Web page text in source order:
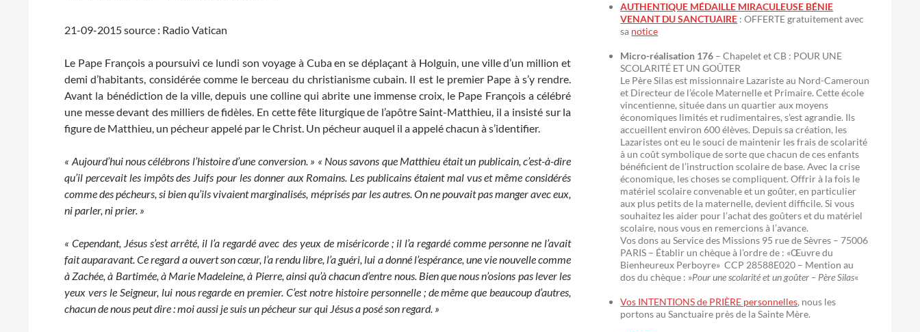
21-09-2015 source : Radio Vatican
Le Pape François a poursuivi ce lundi son voyage à Cuba en se déplaçant à Holguin, une ville d’un million et
demi d’habitants, considérée comme le berceau du christianisme cubain. Il est le premier Pape à s’y rendre.
Avant la bénédiction de la ville, depuis une colline qui abrite une immense croix, le Pape François a célébré
une messe devant des milliers de fidèles. En cette fête liturgique de l’apôtre Saint-Matthieu, il a insisté sur la
figure de Matthieu, un pécheur appelé par le Christ. Un pécheur auquel il a appelé chacun à s’identifier.
« Aujourd’hui nous célébrons l’histoire d’une conversion. » « Nous savons que Matthieu était un publicain, c’est-à-dire
qu’il percevait les impôts des Juifs pour les donner aux Romains. Les publicains étaient mal vus et même considérés
comme des pécheurs, si bien qu’ils vivaient marginalisés, méprisés par les autres. On ne pouvait pas manger avec eux,
ni parler, ni prier. »
« Cependant, Jésus s’est arrêté, il l’a regardé avec des yeux de miséricorde ; il l’a regardé comme personne ne l’avait
fait auparavant.Ce regard a ouvert son cœur, l’a rendu libre, l’a guéri, lui a donné l’espérance, une vie nouvelle comme
à Zachée, à Bartimée, à Marie Madeleine, à Pierre, ainsi qu’à chacun d’entre nous. Bien que nous n’osions pas lever les
yeux vers le Seigneur, lui nous regarde en premier. C’est notre histoire personnelle ; de même que beaucoup d’autres,
chacun de nous peut dire : moi aussi je suis un pécheur sur qui Jésus a posé son regard. »
AUTHENTIQUE MÉDAILLE MIRACULEUSE BÉNIE
VENANT DU SANCTUAIRE : OFFERTE gratuitement avec
sa notice
Micro-réalisation 176 – Chapelet et CB : POUR UNE
SCOLARITÉ ET UN GOÛTER
Le Père Silas est missionnaire Lazariste au Nord-Cameroun
et Directeur de l’école Maternelle et Primaire. Cette école
vincentienne, située dans un quartier aux moyens
économiques limités et rudimentaires, s’est agrandie. Ils
accueillent environ 600 élèves. Depuis sa création, les
Lazaristes ont eu le souci de maintenir les frais de scolarité
à un coût symbolique de sorte que chacun de ces enfants
bénéficient de l’instruction scolaire de base. Avec la crise
économique, les choses se compliquent. Offrir à la fois le
matériel scolaire convenable et un goûter, en particulier
aux plus petits de la maternelle, devient difficile. Si vous
souhaitez les aider pour l’achat des goûters et du matériel
scolaire, nous vous en remercions à l’avance.
Vos dons au Service des Missions 95 rue de Sèvres – 75006
PARIS – Établir un chèque à l’ordre de : «Œuvre du
Bienheureux Perboyre» CCP 28588E020 – Mention au
dos du chèque : »Pour une scolarité et un goûter – Père Silas«
Vos INTENTIONS de PRIÈRE personnelles, nous les
portons au Sanctuaire près de la Sainte Mère.